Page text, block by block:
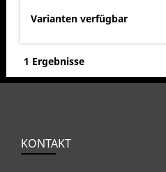
Varianten verfügbar
1 Ergebnisse
KONTAKT